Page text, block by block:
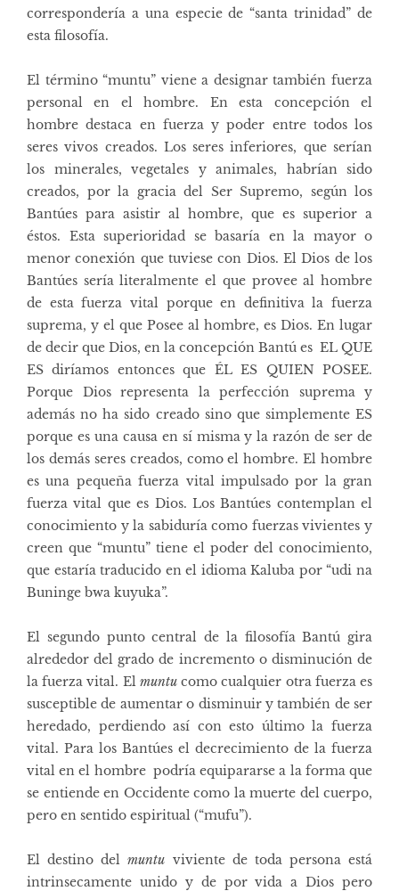
correspondería a una especie de “santa trinidad” de
esta filosofía.
El término “muntu” viene a designar también fuerza
personal en el hombre. En esta concepción el
hombre destaca en fuerza y poder entre todos los
seres vivos creados. Los seres inferiores, que serían
los minerales, vegetales y animales, habrían sido
creados, por la gracia del Ser Supremo, según los
Bantúes para asistir al hombre, que es superior a
éstos. Esta superioridad se basaría en la mayor o
menor conexión que tuviese con Dios. El Dios de los
Bantúes sería literalmente el que provee al hombre
de esta fuerza vital porque en definitiva la fuerza
suprema, y el que Posee al hombre, es Dios. En lugar
de decir que Dios, en la concepción Bantú es EL QUE
ES diríamos entonces que ÉL ES QUIEN POSEE.
Porque Dios representa la perfección suprema y
además no ha sido creado sino que simplemente ES
porque es una causa en sí misma y la razón de ser de
los demás seres creados, como el hombre. El hombre
es una pequeña fuerza vital impulsado por la gran
fuerza vital que es Dios. Los Bantúes contemplan el
conocimiento y la sabiduría como fuerzas vivientes y
creen que “muntu” tiene el poder del conocimiento,
que estaría traducido en el idioma Kaluba por “udi na
Buninge bwa kuyuka”.
El segundo punto central de la filosofía Bantú gira
alrededor del grado de incremento o disminución de
la fuerza vital. El muntucomo cualquier otra fuerza es
susceptible de aumentar o disminuir y también de ser
heredado, perdiendo así con esto último la fuerza
vital. Para los Bantúes el decrecimiento de la fuerza
vital en el hombre podría equipararse a la forma que
se entiende en Occidente como la muerte del cuerpo,
pero en sentido espiritual (“mufu”).
El destino delmuntu viviente de toda persona está
intrinsecamente unido y de por vida a Dios pero